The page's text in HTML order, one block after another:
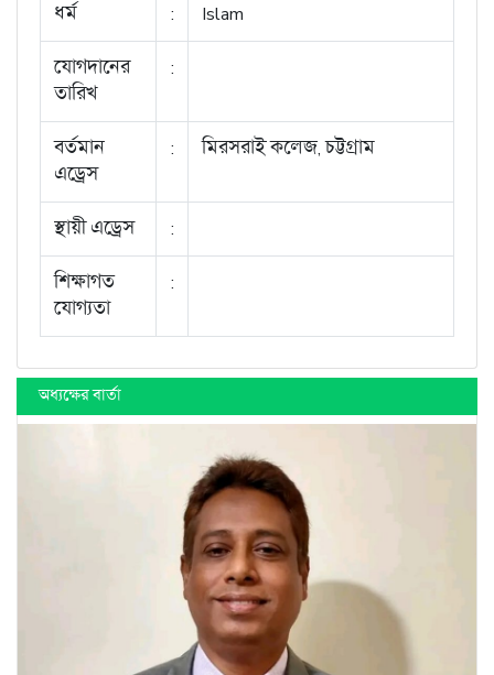
ধর্ম : Islam
যোগদানের
তারিখ
:
বর্তমান
এড্রেস
: মিরসরাই কলেজ, চট্টগ্রাম
স্থায়ী এড্রেস :
শিক্ষাগত
যোগ্যতা
:
অধ্যক্ষের বার্তা